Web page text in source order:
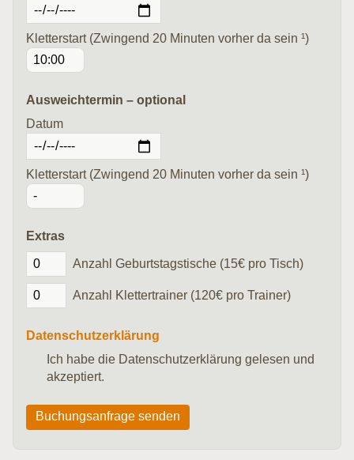
Kletterstart (Zwingend 20 Minuten vorher da sein ¹)
Ausweichtermin – optional
Datum
Kletterstart (Zwingend 20 Minuten vorher da sein ¹)
Extras
Anzahl Geburtstagstische (15€ pro Tisch)
Anzahl Klettertrainer (120€ pro Trainer)
Datenschutzerklärung
Ich habe die Datenschutzerklärung gelesen und
akzeptiert.
Buchungsanfrage senden